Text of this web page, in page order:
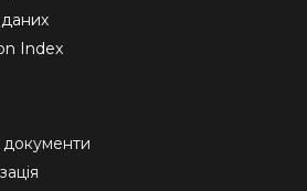
Index
документи